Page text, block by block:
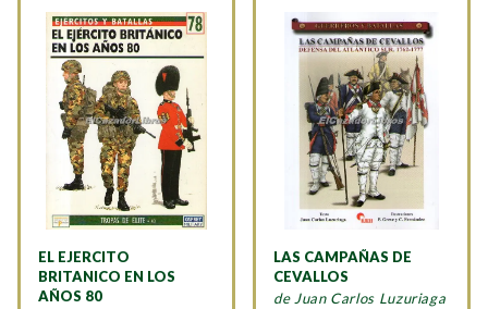
EL EJERCITO
BRITANICO EN LOS
AÑOS 80
LAS CAMPAÑAS DE
CEVALLOS
de Juan Carlos Luzuriaga